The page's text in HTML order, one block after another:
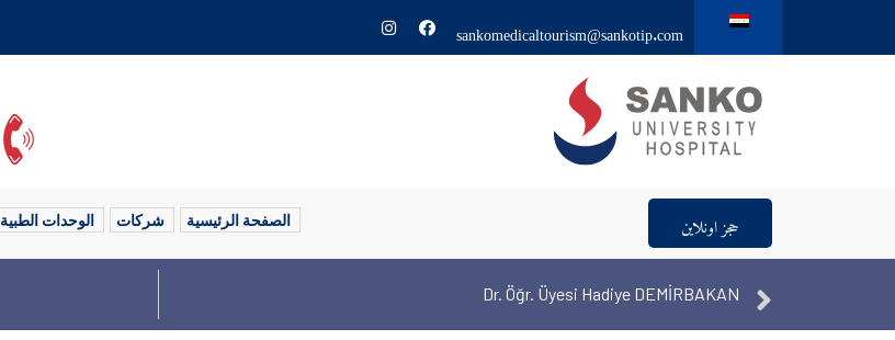
sankomedicaltourism@sankotip.com
حجز اونلاين
الصفحة الرئيسية شركات الوحدات الطبية
Dr. Öğr. Üyesi Hadiye DEMİRBAKAN